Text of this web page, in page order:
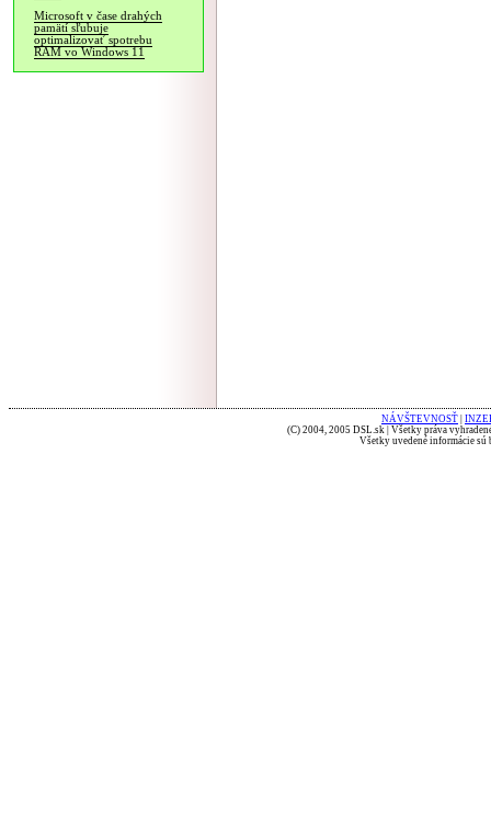
Microsoft v čase drahých
pamätí sľubuje
optimalizovať spotrebu
RAM vo Windows 11
NÁVŠTEVNOSŤ
(C) 2004, 2005 DSL.sk | Všetky práva
Všetky uvedené informácie sú